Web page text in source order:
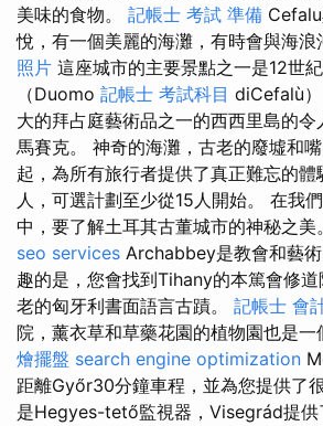
美味的食物。 記帳士 考試 準備
悅，有一個美麗的海灘，有時會與海浪
照片 這座城市的主要景點之一是12世
（Duomo 記帳士 考試科目 diCefalù
大的拜占庭藝術品之一的西西里島的
馬賽克。 神奇的海灘，古老的廢墟和
起，為所有旅行者提供了真正難忘的體
人，可選計劃至少從15人開始。 在我
中，要了解土耳其古董城市的神秘之
seo services Archabbey是教會和藝
趣的是，您會找到Tihany的本篤會修
老的匈牙利書面語言古蹟。 記帳士 會
院，薰衣草和草藥花園的植物園也是一
燴擺盤 search engine optimization
距離Győr30分鐘車程，並為您提供了
是Hegyes-tető監視器，Visegrád提供